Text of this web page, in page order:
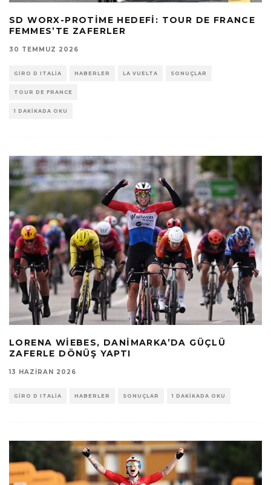
SD WORX-PROTIME HEDEFI: TOUR DE FRANCE
FEMMES’TE ZAFERLER
30 TEMMUZ 2026
GIRO D ITALIA HABERLER LA VUELTA SONUÇLAR
TOUR DE FRANCE
1 DAKIKADA OKU
LORENA WIEBES, DANIMARKA’DA GÜÇLÜ
ZAFERLE DÖNÜŞ YAPTI
13 HAZIRAN 2026
GIRO D ITALIA HABERLER SONUÇLAR 1 DAKIKADA OKU